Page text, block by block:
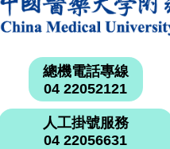
總機電話專線
04 22052121
人工掛號服務
04 22056631